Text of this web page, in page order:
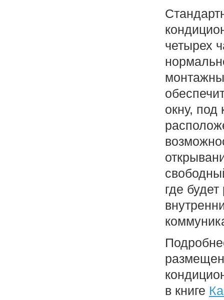
четырех
окну, под
где
в книге